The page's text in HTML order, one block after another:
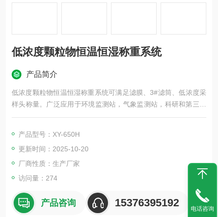
低浓度颗粒物恒温恒湿称重系统
产品简介
低浓度颗粒物恒温恒湿称重系统可满足滤膜、3#滤筒、低浓度采
样头称量。广泛应用于环境监测站，气象监测站，科研和第三方
检测实验室等领域。
产品型号：XY-650H
更新时间：2025-10-20
厂商性质：生产厂家
访问量：274
产品咨询 15376395192 电话咨询